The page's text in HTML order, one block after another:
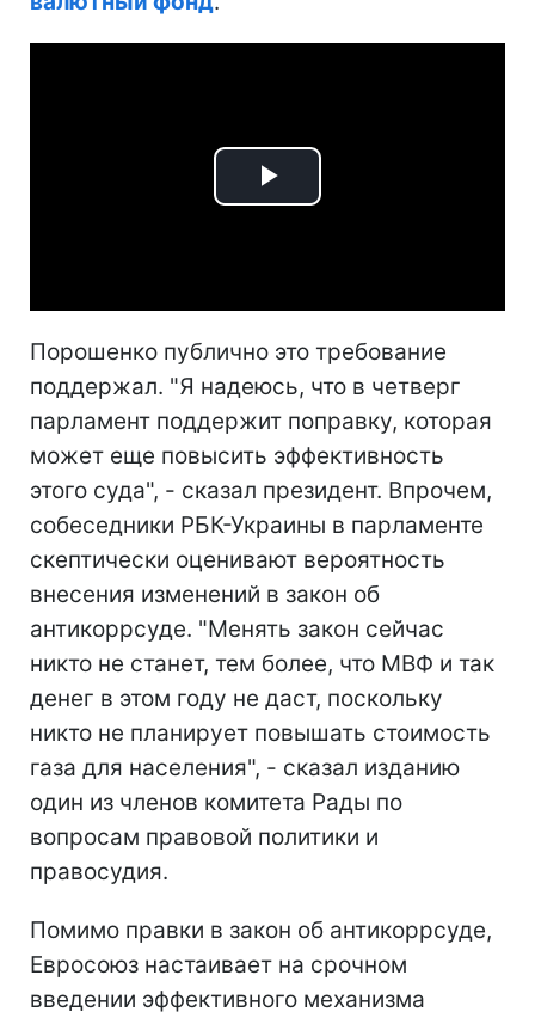
Play
Порошенко публично это требование
поддержал. "Я надеюсь, что в четверг
парламент поддержит поправку, которая
может еще повысить эффективность
этого суда", - сказал президент. Впрочем,
собеседники РБК-Украины в парламенте
скептически оценивают вероятность
внесения изменений в закон об
антикоррсуде. "Менять закон сейчас
никто не станет, тем более, что МВФ и так
денег в этом году не даст, поскольку
никто не планирует повышать стоимость
газа для населения", - сказал изданию
один из членов комитета Рады по
вопросам правовой политики и
правосудия.
Помимо правки в закон об антикоррсуде,
Евросоюз настаивает на срочном
введении эффективного механизма